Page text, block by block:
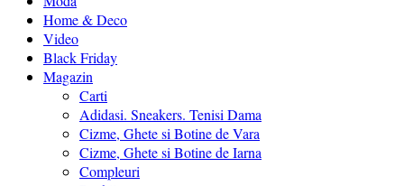
Home & Deco
Video
Black Friday
Magazin
Carti
Adidasi. Sneakers. Tenisi Dama
Cizme, Ghete si Botine de Vara
Cizme, Ghete si Botine de Iarna
Compleuri